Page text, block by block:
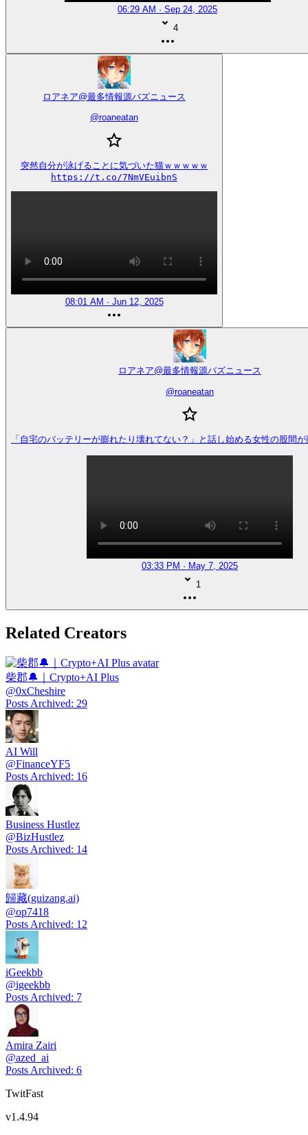
06:29 AM · Sep 24, 2025
4
ロアネア@最多情報源バズニュース
@roaneatan
突然自分が泳げることに気づいた猫ｗｗｗｗｗ
https://t.co/7NmVEuibnS
08:01 AM · Jun 12, 2025
ロアネア@最多情報源バズニュース
@roaneatan
「自宅のバッテリーが膨れたり壊れてない？」と話し始める女性の股間
03:33 PM · May 7, 2025
1
Related Creators
柴郡🔔｜Crypto+AI Plus
@0xCheshire
Posts Archived: 29
AI Will
@FinanceYF5
Posts Archived: 16
Business Hustlez
@BizHustlez
Posts Archived: 14
歸藏(guizang.ai)
@op7418
Posts Archived: 12
iGeekbb
@igeekbb
Posts Archived: 7
Amira Zairi
@azed_ai
Posts Archived: 6
TwitFast
v1.4.94